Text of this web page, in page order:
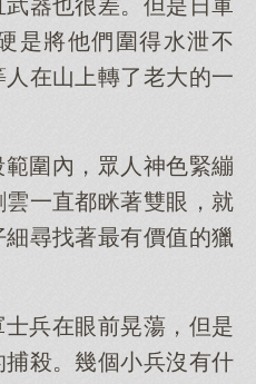
器也很差。但是日軍
是將他們圍得水泄不
在山上轉了老大的一
圍內，眾人神色緊繃
一直都眯著雙眼，就
尋找著最有價值的獵
兵在眼前晃蕩，但是
殺。幾個小兵沒有什